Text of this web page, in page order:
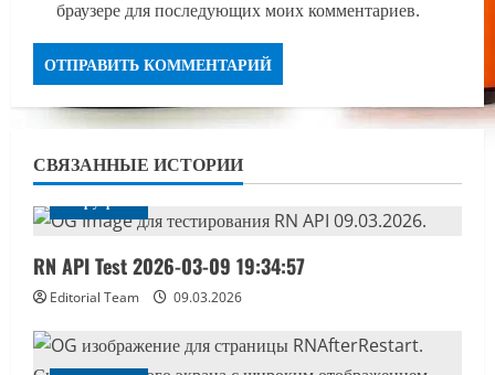
браузере для последующих моих комментариев.
СВЯЗАННЫЕ ИСТОРИИ
RN API Test 2026-03-09 19:34:57
Editorial Team 09.03.2026